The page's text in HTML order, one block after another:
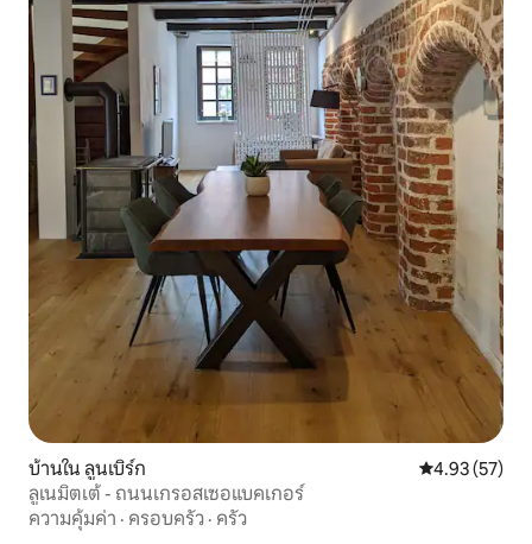
บ้านใน ลูนเบิร์ก คะแนนเฉลี่ย
4.93 (57)
ลูเนมิตเต้ - ถนนเกรอสเซอแบคเกอร์
ความคุ้มค่า · ครอบครัว · ครัว